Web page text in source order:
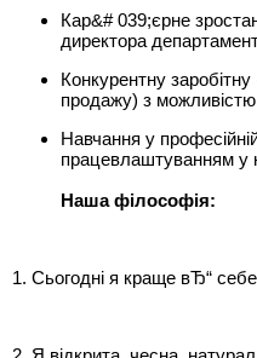
Кар&# 039;єрне
директора
Конкурентну
продажу) з
Навчання у
працевлаштуванням у
Наша філософія:
1. Сьогодні я краще вЂ“